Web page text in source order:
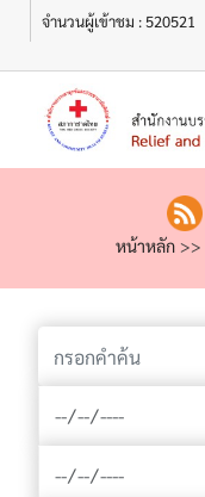
จำนวนผู้เข้าชม : 520521
เมนู
หน้าหลัก >>